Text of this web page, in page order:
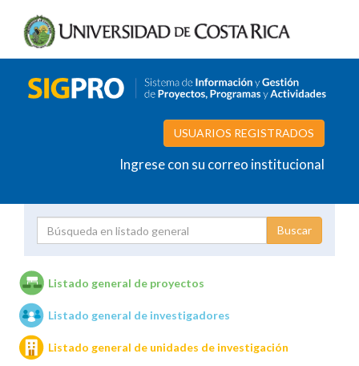
USUARIOS REGISTRADOS
Ingrese con su correo institucional
Unidades de investigación
Listado general de proyectos
Listado general de investigadores
Listado general de unidades de investigación